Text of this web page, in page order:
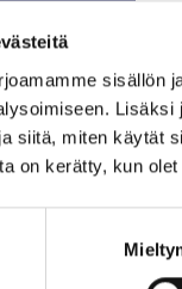
sisällön
siitä, miten käytät
on kerätty, kun